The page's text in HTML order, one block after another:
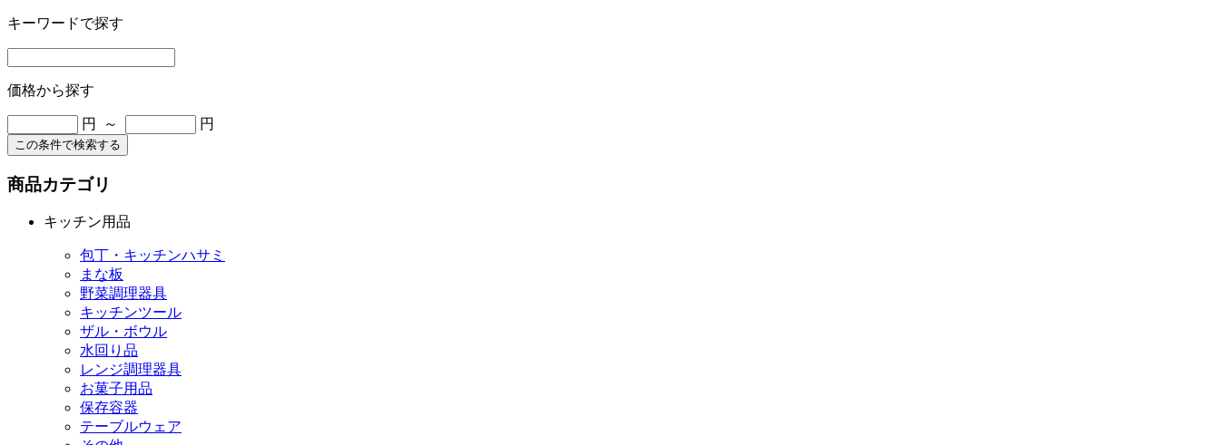
キーワードで探す
価格から探す
円 ～ 円
この条件で検索する
商品カテゴリ
キッチン用品
包丁・キッチンハサミ
まな板
野菜調理器具
キッチンツール
ザル・ボウル
水回り品
レンジ調理器具
お菓子用品
保存容器
テーブルウェア